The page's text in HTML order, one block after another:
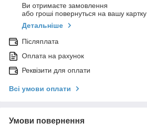
Ви отримаєте замовлення
або гроші повернуться на вашу картку
Детальніше
Післяплата
Оплата на рахунок
Реквізити для оплати
Всі умови оплати
Умови повернення